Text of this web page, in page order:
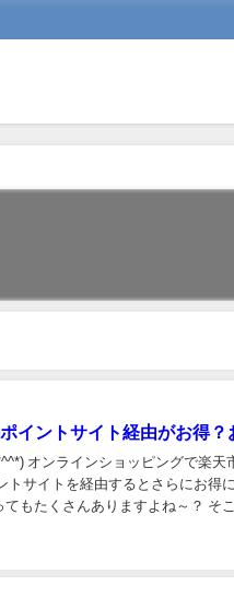
イントサイト経由がお得？
オンラインショッピングで楽
トサイトを経由するとさらにお得
もたくさんありますよね～？ そ